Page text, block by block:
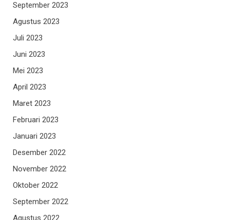
September 2023
Agustus 2023
Juli 2023
Juni 2023
Mei 2023
April 2023
Maret 2023
Februari 2023
Januari 2023
Desember 2022
November 2022
Oktober 2022
September 2022
Agustus 2022